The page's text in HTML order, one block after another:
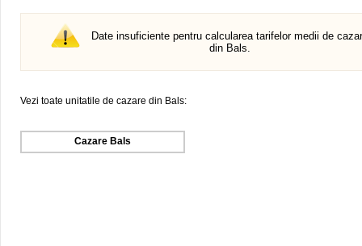
Date insuficiente pentru calcularea tarifelor medii de
din Bals.
Vezi toate unitatile de cazare din Bals:
Cazare Bals